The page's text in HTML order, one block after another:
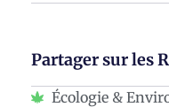
Partager sur les
Écologie &